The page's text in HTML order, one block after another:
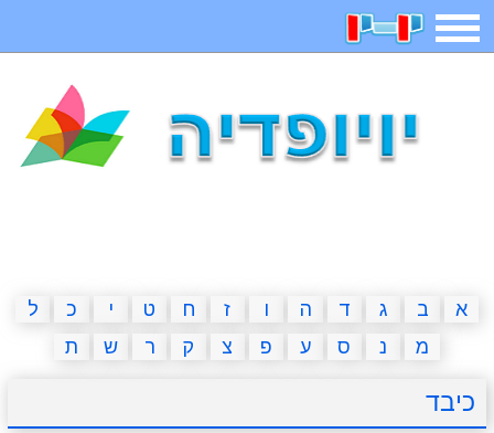
תפריט
איש תלוי מדריכים פוקימון גו מצא הבדלים
א ב ג ד ה ו ז ח ט י כ
ל
מ
נ ס ע פ צ ק ר ש ת
כיבד